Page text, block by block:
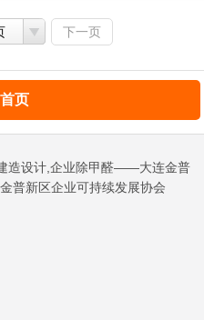
下一页
页
造设计,企业除甲醛——大连金普
普新区企业可持续发展协会